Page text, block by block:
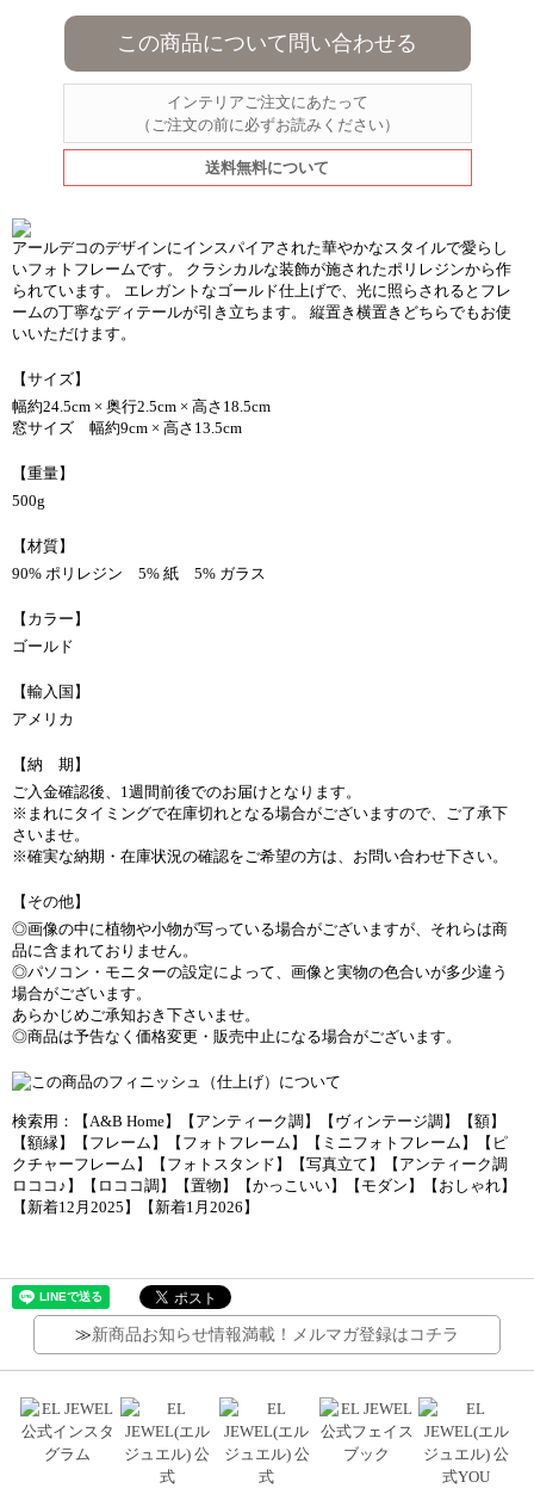
この商品について問い合わせる
インテリアご注文にあたって
（ご注文の前に必ずお読みください）
送料無料について
アールデコのデザインにインスパイアされた華やかなスタイルで愛らし
いフォトフレームです。 クラシカルな装飾が施されたポリレジンから作
られています。 エレガントなゴールド仕上げで、光に照らされるとフレ
ームの丁寧なディテールが引き立ちます。 縦置き横置きどちらでもお使
いいただけます。
【サイズ】
幅約24.5cm × 奥行2.5cm × 高さ18.5cm
窓サイズ 幅約9cm × 高さ13.5cm
【重量】
500g
【材質】
90% ポリレジン 5% 紙 5% ガラス
【カラー】
ゴールド
【輸入国】
アメリカ
【納 期】
ご入金確認後、1週間前後でのお届けとなります。
※まれにタイミングで在庫切れとなる場合がございますので、ご了承下
さいませ。
※確実な納期・在庫状況の確認をご希望の方は、お問い合わせ下さい。
【その他】
◎画像の中に植物や小物が写っている場合がございますが、それらは商
品に含まれておりません。
◎パソコン・モニターの設定によって、画像と実物の色合いが多少違う
場合がございます。
あらかじめご承知おき下さいませ。
◎商品は予告なく価格変更・販売中止になる場合がございます。
検索用：【A&B Home】【アンティーク調】【ヴィンテージ調】【額】
【額縁】【フレーム】【フォトフレーム】【ミニフォトフレーム】【ピ
クチャーフレーム】【フォトスタンド】【写真立て】【アンティーク調
ロココ♪】【ロココ調】【置物】【かっこいい】【モダン】【おしゃれ】
【新着12月2025】【新着1月2026】
≫新商品お知らせ情報満載！メルマガ登録はコチラ